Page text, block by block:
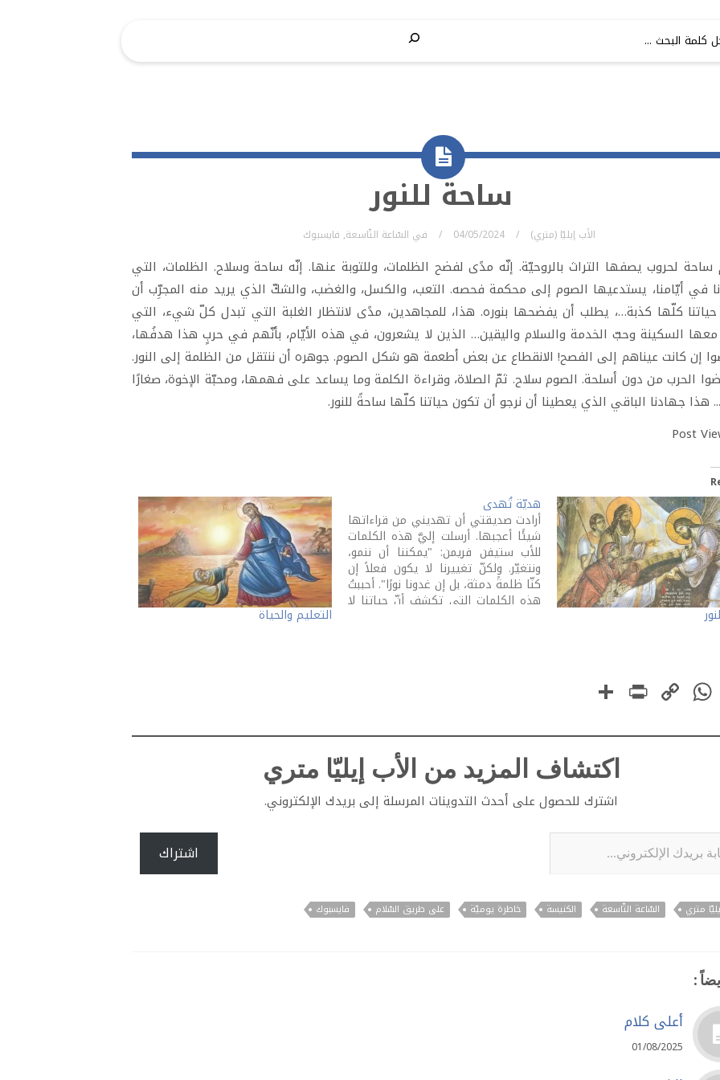
ساحة للنور
الأب إيليّا (متري) 04/05/2024 في السّاعة التّاسعة, فايسبوك
ساحة لحروب يصفها التراث بالروحيّة. إنّه مدًى لفضح الظلمات، وللتوبة عنها. إنّه ساحة وسلاح. الظلمات، التي
في أيّامنا، يستدعيها الصوم إلى محكمة فحصه. التعب، والكسل، والغضب، والشكّ الذي يريد منه المجرِّب أن
كلّها كذبة…، يطلب أن يفضحها بنوره. هذا، للمجاهدين، مدًى لانتظار الغلبة التي تبدل كلّ شيء، التي
السكينة وحبّ الخدمة والسلام واليقين… الذين لا يشعرون، في هذه الأيّام، بأنّهم في حربٍ هذا هدفُها،
إن كانت عيناهم إلى الفصح! الانقطاع عن بعض أطعمة هو شكل الصوم. جوهره أن ننتقل من الظلمة إلى النور.
الحرب من دون أسلحة. الصوم سلاح. ثمّ الصلاة، وقراءة الكلمة وما يساعد على فهمها، ومحبّة الإخوة، صغارًا
هذا جهادنا الباقي الذي يعطينا أن نرجو أن تكون حياتنا كلّها ساحةً للنور.
Post
هديّة تُهدى
أرادت صديقتي أن تهديني من قراءاتها
شيئًا أعجبها. أرسلت إليَّ هذه الكلمات
للأب ستيفن فريمن: "يمكننا أن ننمو،
ونتغيّر. ولكنّ تغييرنا لا يكون فعلاً إن
كنّا ظلمةً دمثة، بل إن غدونا نورًا". أحببتُ
هذه الكلمات التي تكشف أنّ حياتنا لا
التعليم والحياة
Facebook
WhatsApp
Copy
PrintFriendly
اكتشاف المزيد من الأب إيليّا متري
اشترك للحصول على أحدث التدوينات المرسلة إلى بريدك الإلكتروني.
اشتراك
متري السّاعة التّاسعة الكنيسة خاطرة يوميّة على طريق السّلام فايسبوك
:
أعلى كلام
01/08/2025